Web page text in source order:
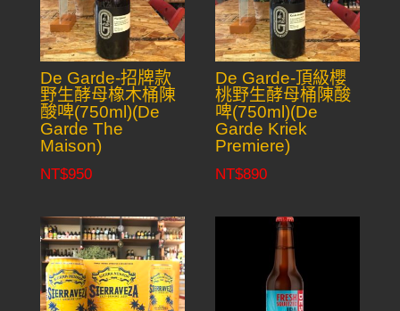
De Garde-招牌款
野生酵母橡木桶陳
酸啤(750ml)(De
Garde The
Maison)
NT$950
De Garde-頂級櫻
桃野生酵母桶陳酸
啤(750ml)(De
Garde Kriek
Premiere)
NT$890